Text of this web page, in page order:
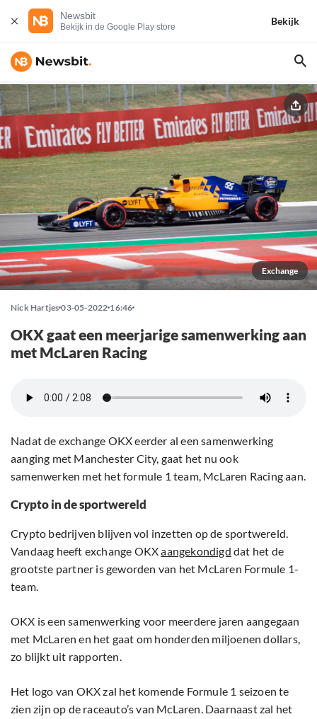
Newsbit
Bekijk in de Google Play store
Bekijk
Exchange
Nick Hartjes 03-05-2022 16:46
OKX gaat een meerjarige samenwerking aan
met McLaren Racing
Nadat de exchange OKX eerder al een samenwerking
aanging met Manchester City, gaat het nu ook
samenwerken met het formule 1 team, McLaren Racing aan.
Crypto in de sportwereld
Crypto bedrijven blijven vol inzetten op de sportwereld.
Vandaag heeft exchange OKXaangekondigd dat het de
grootste partner is geworden van het McLaren Formule 1-
team.
OKX is een samenwerking voor meerdere jaren aangegaan
met McLaren en het gaat om honderden miljoenen dollars,
zo blijkt uit rapporten.
Het logo van OKX zal het komende Formule 1 seizoen te
zien zijn op de raceauto’s van McLaren. Daarnaast zal het